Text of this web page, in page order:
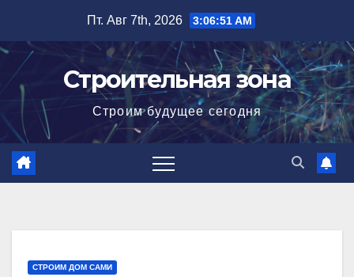
содержимому
Пт. Авг 7th, 2026 3:06:53 AM
Строительная зона
Строим будущее сегодня
СТРОИМ ДОМ САМИ